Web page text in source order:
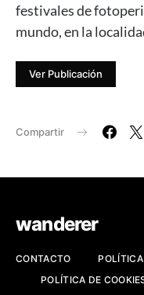
festivales de
mundo, en la
Ver Publicación
Compartir
wanderer
CONTACTO
POLÍTICA DE